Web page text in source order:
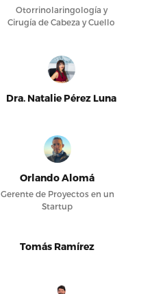
Otorrinolaringología y
Cirugía de Cabeza y Cuello
Dra. Natalie Pérez Luna
Orlando Alomá
Gerente de Proyectos en un
Startup
Tomás Ramírez